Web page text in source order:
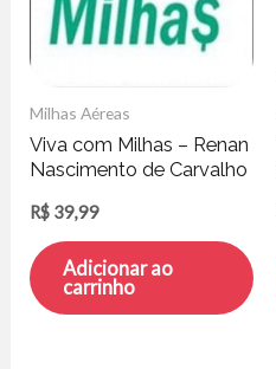
Milhas Aéreas
Viva com Milhas – Renan
Nascimento de Carvalho
R$ 39,99
Adicionar ao
carrinho